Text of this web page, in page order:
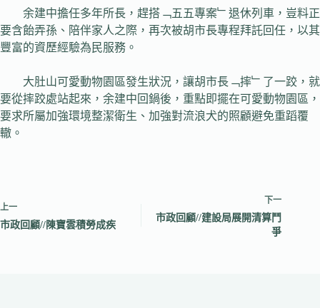
余建中擔任多年所長，趕搭﹁五五專案﹂退休列車，豈料正
要含飴弄孫、陪伴家人之際，再次被胡市長專程拜託回任，以其
豐富的資歷經驗為民服務。
大肚山可愛動物園區發生狀況，讓胡市長﹁摔﹂了一跤，就
要從摔跤處站起來，余建中回鍋後，重點即擺在可愛動物園區，
要求所屬加強環境整潔衛生、加強對流浪犬的照顧避免重蹈覆
轍。
上一
市政回顧//陳寶雲積勞成疾
下一
市政回顧//建設局展開清算鬥
爭